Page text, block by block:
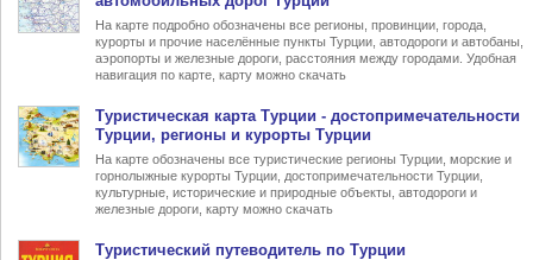
На карте подробно обозначены все регионы, провинции, города,
курорты и прочие населённые пункты Турции, автодороги и автобаны,
аэропорты и железные дороги, расстояния между городами. Удобная
навигация по карте, карту можно скачать
Туристическая карта Турции - достопримечательности
Турции, регионы и курорты Турции
На карте обозначены все туристические регионы Турции, морские и
горнолыжные курорты Турции, достопримечательности Турции,
культурные, исторические и природные объекты, автодороги и
железные дороги, карту можно скачать
Туристический путеводитель по Турции